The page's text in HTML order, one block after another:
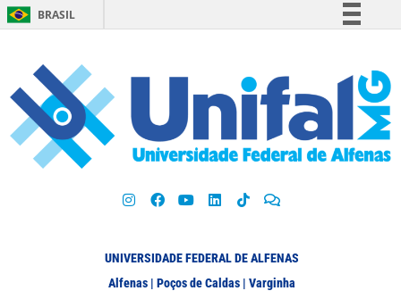
BRASIL
Participe
Acesso à informação
Legislação
UNIVERSIDADE FEDERAL DE ALFENAS
Alfenas | Poços de Caldas | Varginha